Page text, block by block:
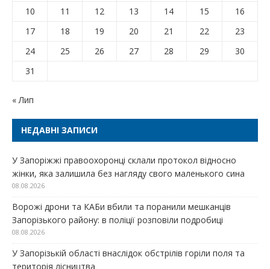
10
11 12 13 14 15
16
17
18 19 20 21 22
23
24
25 26 27 28 29
30
31
« Лип
НЕДАВНІ ЗАПИСИ
У Запоріжжі правоохоронці склали протокол відносно
жінки, яка залишила без нагляду свого маленького сина
08.08.2026
Ворожі дрони та КАБи вбили та поранили мешканців
Запорізького району: в поліції розповіли подробиці
08.08.2026
У Запорізькій області внаслідок обстрілів горіли поля та
територія лісництва